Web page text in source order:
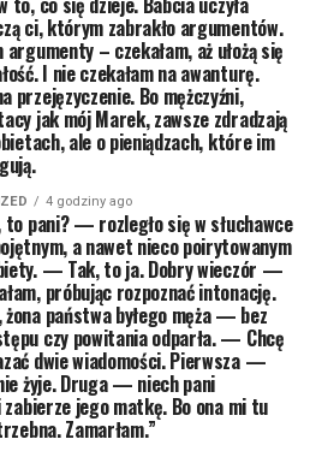
ci, którym zabrakło argumentów.
argumenty – czekałam, aż ułożą się
I nie czekałam na awanturę.
przejęzyczenie. Bo mężczyźni,
jak mój Marek, zawsze zdradzają
ale o pieniądzach, które im
4 godziny ago
to pani? — rozległo się w słuchawce
a nawet nieco poirytowanym
— Tak, to ja. Dobry wieczór —
próbując rozpoznać intonację.
państwa byłego męża — bez
czy powitania odparła. — Chcę
dwie wiadomości. Pierwsza —
żyje. Druga — niech pani
zabierze jego matkę. Bo ona mi tu
Zamarłam.”